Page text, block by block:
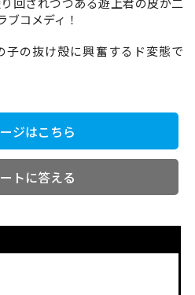
閉じる
回されつつある遊上君の皮が二
ブコメディ！
子の抜け殻に興奮するド変態で
ジはこちら
トに答える